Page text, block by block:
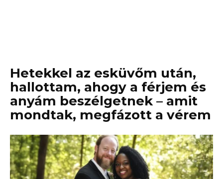
Hetekkel az esküvőm után,
hallottam, ahogy a férjem és
anyám beszélgetnek – amit
mondtak, megfázott a vérem